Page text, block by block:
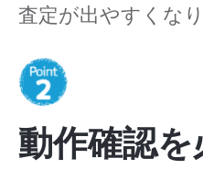
査定が出やすくなり
動作確認を